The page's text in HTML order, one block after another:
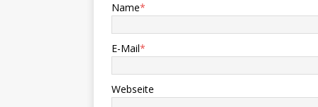
Name*
E-Mail*
Webseite